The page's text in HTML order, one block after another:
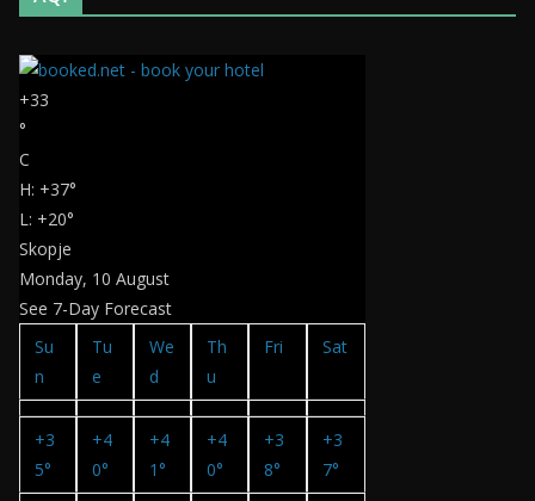
+33
°
C
H: +37°
L: +20°
Skopje
Monday, 10 August
See 7-Day Forecast
Su
n
Tu
e
We
d
Th
u
Fri Sat
+3
5°
+4
0°
+4
1°
+4
0°
+3
8°
+3
7°